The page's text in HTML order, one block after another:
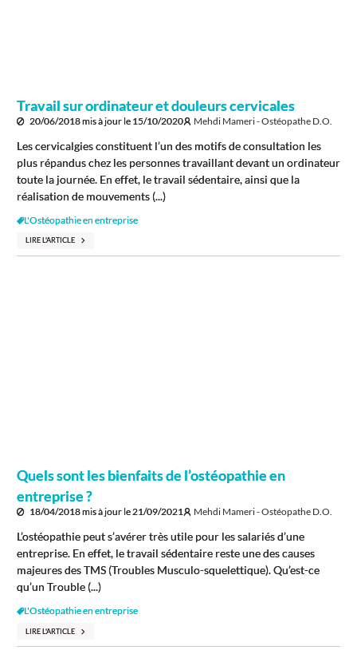
Travail sur ordinateur et douleurs cervicales
20/06/2018mis à jour le 15/10/2020 Mehdi Mameri - Ostéopathe D.O.
Les cervicalgies constituent l’un des motifs de consultation les
plus répandus chez les personnes travaillant devant un ordinateur
toute la journée. En effet, le travail sédentaire, ainsi que la
réalisation de mouvements (...)
L'Ostéopathie en entreprise
LIRE L'ARTICLE
Quels sont les bienfaits de l’ostéopathie en
entreprise ?
18/04/2018mis à jour le21/09/2021 Mehdi Mameri - Ostéopathe D.O.
L’ostéopathie peut s’avérer très utile pour les salariés d’une
entreprise. En effet, le travail sédentaire reste une des causes
majeures des TMS (Troubles Musculo-squelettique). Qu’est-ce
qu’un Trouble (...)
L'Ostéopathie en entreprise
LIRE L'ARTICLE